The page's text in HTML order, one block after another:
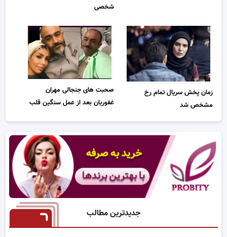
شخصی
زمان پخش سریال تمام رخ
مشخص شد
صحبت های جنجالی مهران
غفوریان بعد از عمل سنگین قلب
جدیدترین مطالب